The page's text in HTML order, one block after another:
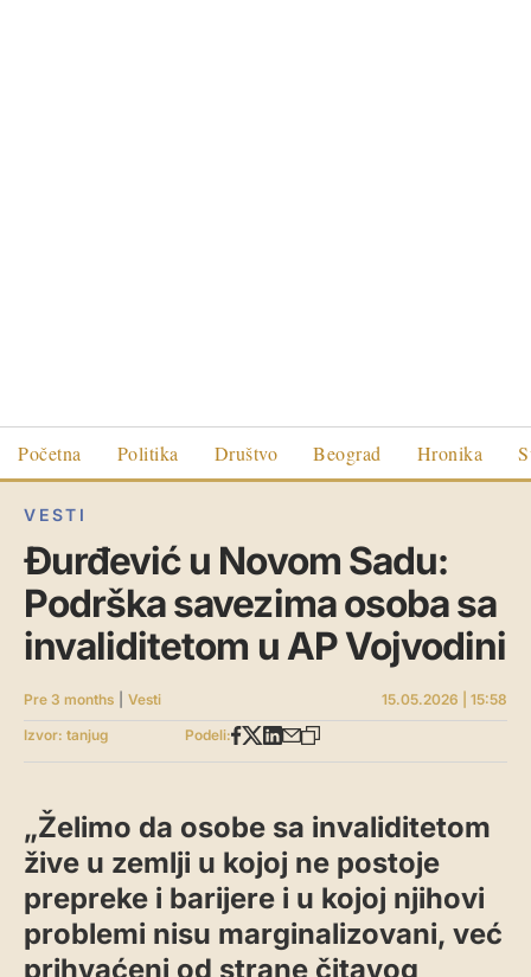
Početna Politika Društvo Beograd Hronika
VESTI
Đurđević u Novom Sadu:
Podrška savezima osoba sa
invaliditetom u AP Vojvodini
Pre 3 months Vesti
15.05.2026 | 15:58
Izvor: tanjug
Podeli:
„Želimo da osobe sa invaliditetom
žive u zemlji u kojoj ne postoje
prepreke i barijere i u kojoj njihovi
problemi nisu marginalizovani, već
prihvaćeni od strane čitavog